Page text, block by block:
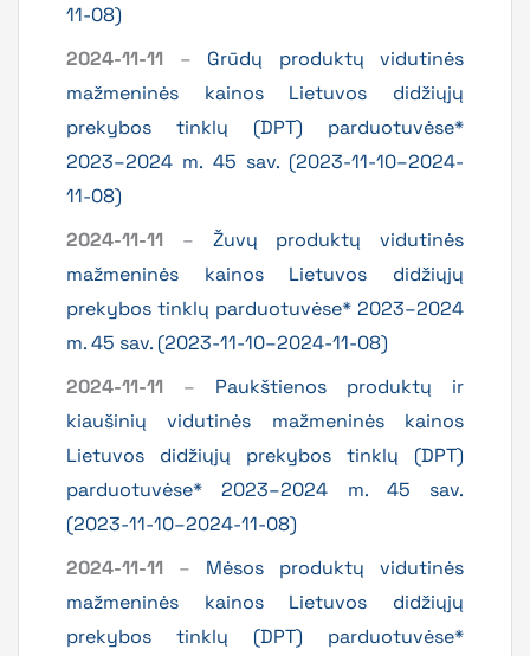
11-08)
2024-11-11 – Grūdų produktų vidutinės
mažmeninės kainos Lietuvos didžiųjų
prekybos tinklų (DPT) parduotuvėse*
2023–2024 m. 45 sav. (2023-11-10–2024-
11-08)
2024-11-11 – Žuvų produktų vidutinės
mažmeninės kainos Lietuvos didžiųjų
prekybos tinklų parduotuvėse* 2023–2024
m. 45 sav. (2023-11-10–2024-11-08)
2024-11-11 – Paukštienos produktų ir
kiaušinių vidutinės mažmeninės kainos
Lietuvos didžiųjų prekybos tinklų (DPT)
parduotuvėse* 2023–2024 m. 45 sav.
(2023-11-10–2024-11-08)
2024-11-11 – Mėsos produktų vidutinės
mažmeninės kainos Lietuvos didžiųjų
prekybos tinklų (DPT) parduotuvėse*